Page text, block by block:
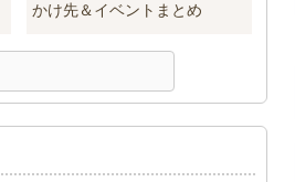
かけ先＆イベントまとめ